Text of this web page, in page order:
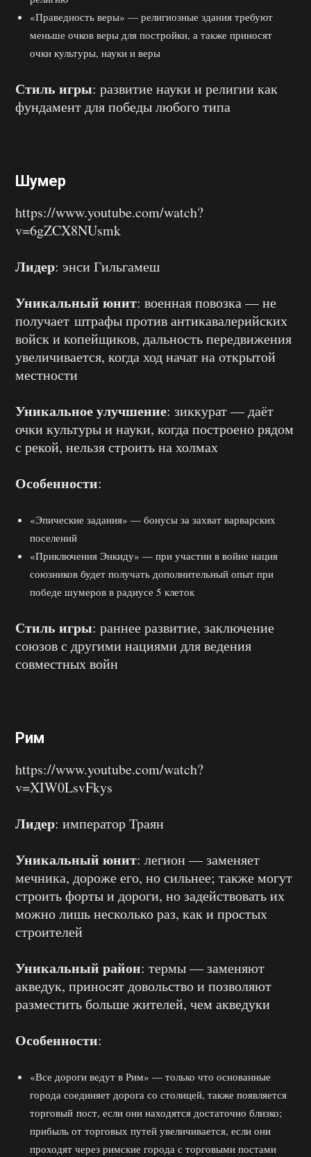
«Праведность веры» — религиозные здания требуют
меньше очков веры для постройки, а также приносят
очки культуры, науки и веры
Стиль игры: развитие науки и религии как
фундамент для победы любого типа
Шумер
https://www.youtube.com/watch?
v=6gZCX8NUsmk
Лидер: энси Гильгамеш
Уникальный юнит: военная повозка — не
получает штрафы против антикавалерийских
войск и копейщиков, дальность передвижения
увеличивается, когда ход начат на открытой
местности
Уникальное улучшение: зиккурат — даёт
очки культуры и науки, когда построено рядом
с рекой, нельзя строить на холмах
Особенности:
«Эпические задания» — бонусы за захват варварских
поселений
«Приключения Энкиду» — при участии в войне нация
союзников будет получать дополнительный опыт при
победе шумеров в радиусе 5 клеток
Стиль игры: раннее развитие, заключение
союзов с другими нациями для ведения
совместных войн
Рим
https://www.youtube.com/watch?
v=XIW0LsvFkys
Лидер: император Траян
Уникальный юнит: легион — заменяет
мечника, дороже его, но сильнее; также могут
строить форты и дороги, но задействовать их
можно лишь несколько раз, как и простых
строителей
Уникальный район: термы — заменяют
акведук, приносят довольство и позволяют
разместить больше жителей, чем акведуки
Особенности:
«Все дороги ведут в Рим» — только что основанные
города соединяет дорога со столицей, также появляется
торговый пост, если они находятся достаточно близко;
прибыль от торговых путей увеличивается, если они
проходят через римские города с торговыми постами